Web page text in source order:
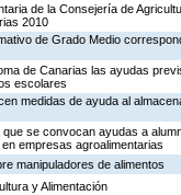
de la Consejería de
2010
de Grado Medio
de Canarias las ayudas
escolares
medidas de ayuda al
se convocan ayudas a
empresas agroalimentarias
manipuladores de alimentos
y Alimentación